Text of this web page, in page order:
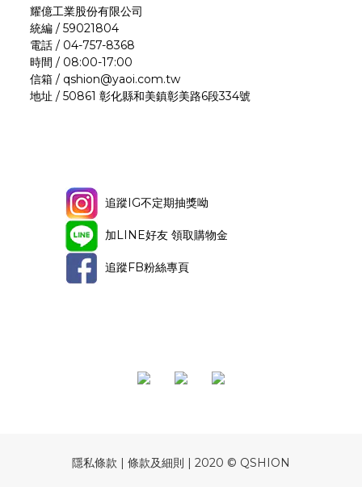
耀億工業股份有限公司
統編 / 59021804
電話 / 04-757-8368
時間 / 08:00-17:00
信箱 / qshion@yaoi.com.tw
地址 / 50861 彰化縣和美鎮彰美路6段334號
追蹤IG不定期抽獎呦
加LINE好友 領取購物金
追蹤FB粉絲專頁
隱私條款 | 條款及細則 | 2020 © QSHION